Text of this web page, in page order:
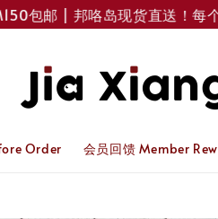
邮 | 邦咯岛现货直送！每个星
Order 会员回馈 Member